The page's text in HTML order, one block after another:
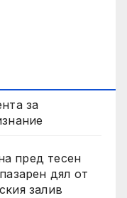
за
пред тесен
дял от
залив